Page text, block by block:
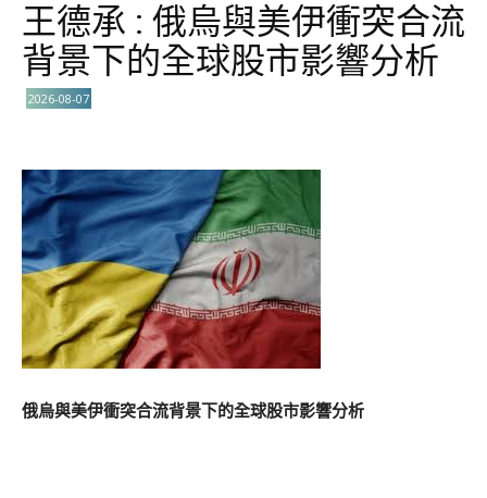
王德承 : 俄烏與美伊衝突合流
背景下的全球股市影響分析
2026-08-07
俄烏與美伊衝突合流背景下的全球股市影響分析